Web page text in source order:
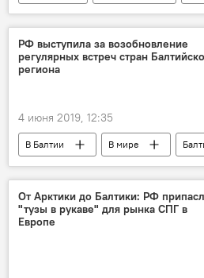
флаг
ЛГБТ
РФ выступила за возобновление
регулярных встреч стран
региона
4 июня 2019, 12:35
В Балтии В мире
Прибалтика
Россия
Северная Европа
От Арктики до Балтики: РФ
"тузы в рукаве" для рынка СПГ в
Европе